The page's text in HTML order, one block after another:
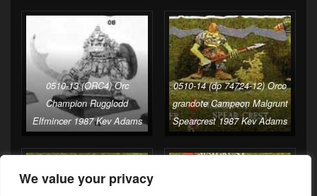
We value your privacy
0510-13 (ORC4) Orc
Champion Rugglodd
Elfmincer 1987 Kev Adams
0510-14 (dp 74724-12) Orco
grandote Campeon Malgrunt
Spearcrest 1987 Kev Adams